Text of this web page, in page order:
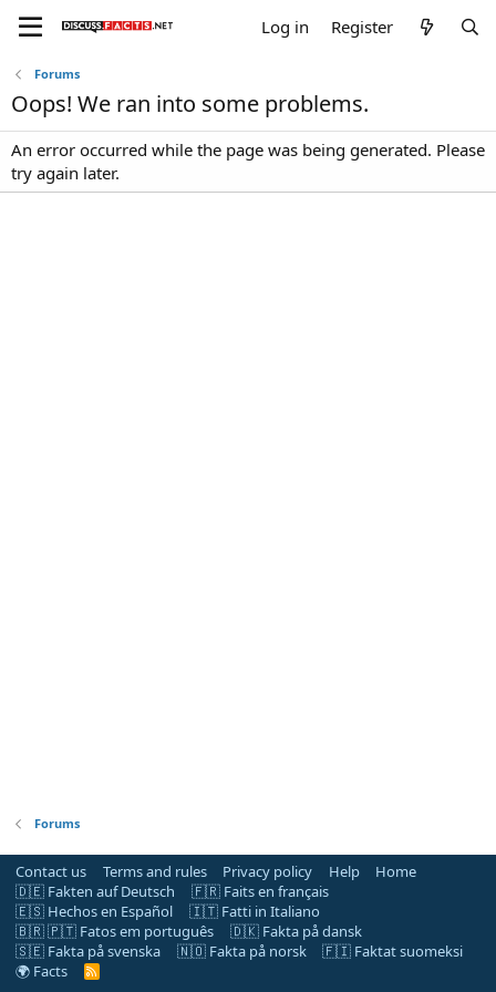
Log in Register
Forums
Oops! We ran into some problems.
An error occurred while the page was being generated. Please
try again later.
Forums
Contact us Terms and rules Privacy policy Help
Home
🇩🇪 Fakten auf Deutsch
🇫🇷 Faits en français
🇪🇸 Hechos en Español
🇮🇹 Fatti in Italiano
🇧🇷 🇵🇹 Fatos em português
🇩🇰 Fakta på dansk
🇸🇪 Fakta på svenska
🇳🇴 Fakta på norsk
🇫🇮 Faktat suomeksi
🌍 Facts
R